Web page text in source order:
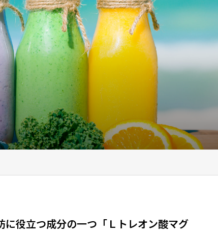
に役立つ成分の一つ「Ｌトレオン酸マグ